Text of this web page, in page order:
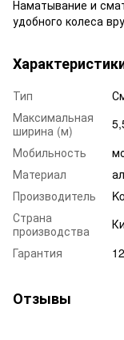
Наматывание и
удобного колеса
Тип
Максимальная
ширина (м)
Мобильность
Материал
Производитель
Страна
производства
Гарантия
Отзывы